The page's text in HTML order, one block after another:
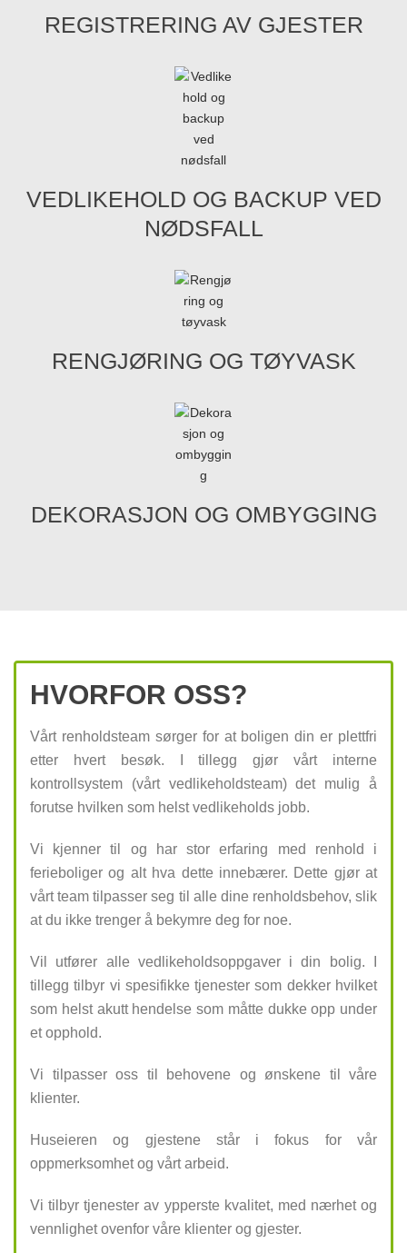
REGISTRERING AV GJESTER
VEDLIKEHOLD OG BACKUP VED
NØDSFALL
RENGJØRING OG TØYVASK
DEKORASJON OG OMBYGGING
HVORFOR OSS?
Vårt renholdsteam sørger for at boligen din er plettfri
etter hvert besøk. I tillegg gjør vårt interne
kontrollsystem (vårt vedlikeholdsteam) det mulig å
forutse hvilken som helst vedlikeholds jobb.
Vi kjenner til og har stor erfaring med renhold i
ferieboliger og alt hva dette innebærer. Dette gjør at
vårt team tilpasser seg til alle dine renholdsbehov, slik
at du ikke trenger å bekymre deg for noe.
Vil utfører alle vedlikeholdsoppgaver i din bolig. I
tillegg tilbyr vi spesifikke tjenester som dekker hvilket
som helst akutt hendelse som måtte dukke opp under
et opphold.
Vi tilpasser oss til behovene og ønskene til våre
klienter.
Huseieren og gjestene står i fokus for vår
oppmerksomhet og vårt arbeid.
Vi tilbyr tjenester av ypperste kvalitet, med nærhet og
vennlighet ovenfor våre klienter og gjester.